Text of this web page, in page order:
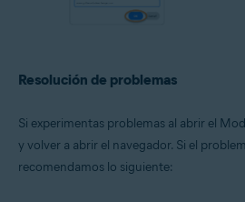
Resolución de problemas
Si experimentas problemas al abrir el
y volver a abrir el navegador. Si el
recomendamos lo siguiente: